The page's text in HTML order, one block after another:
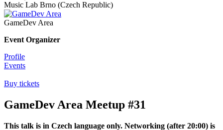
Music Lab Brno (Czech Republic)
GameDev Area
Event Organizer
Profile
Events
Buy tickets
GameDev Area Meetup #31
This talk is in Czech language only. Networking (after 20:00) is